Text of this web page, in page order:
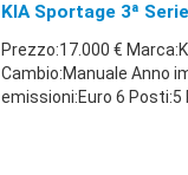
KIA Sportage 3ª
Prezzo:17.000 €
Cambio:Manuale Anno
emissioni:Euro 6 Posti:5